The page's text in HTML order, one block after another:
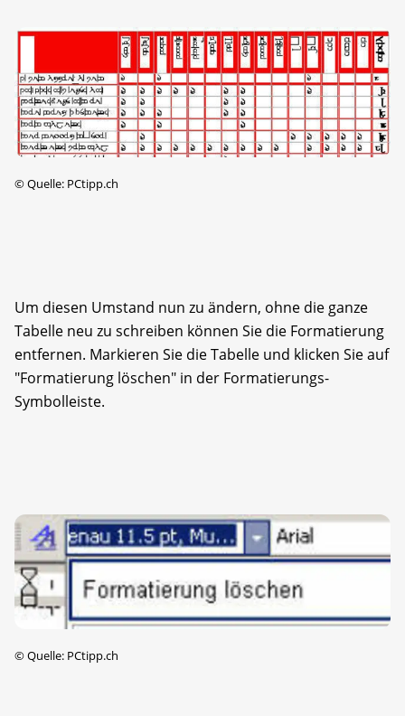
©Quelle: PCtipp.ch
Um diesen Umstand nun zu ändern, ohne die ganze
Tabelle neu zu schreiben können Sie die Formatierung
entfernen. Markieren Sie die Tabelle und klicken Sie auf
"Formatierung löschen" in der Formatierungs-
Symbolleiste.
©Quelle: PCtipp.ch